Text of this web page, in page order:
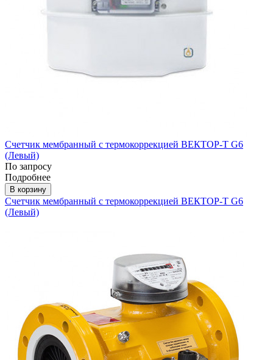
Счетчик мембранный с термокоррекцией ВЕКТОР-Т G6
(Левый)
По запросу
Подробнее
В корзину
Счетчик мембранный с термокоррекцией ВЕКТОР-Т G6
(Левый)